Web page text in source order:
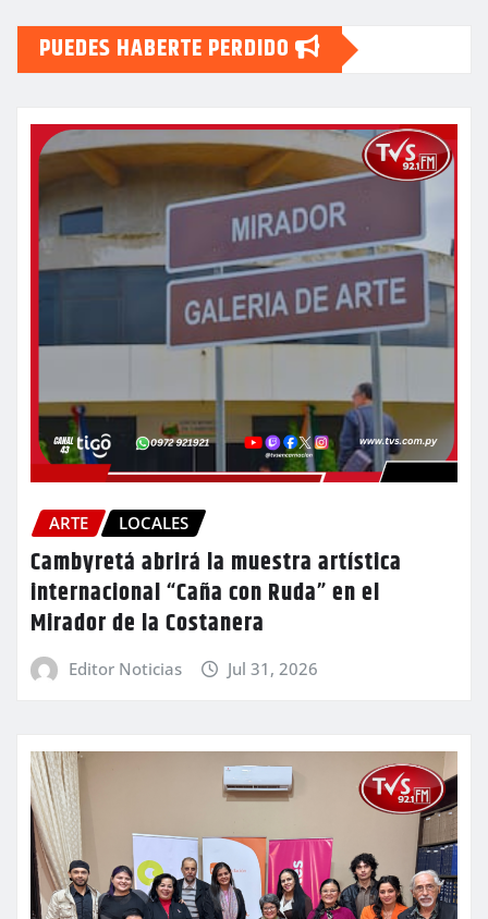
PUEDES HABERTE PERDIDO
ARTE LOCALES
Cambyretá abrirá la muestra artística
internacional “Caña con Ruda” en el
Mirador de la Costanera
Editor Noticias Jul 31, 2026